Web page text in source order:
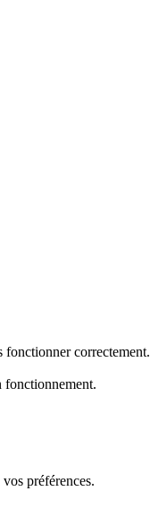
fonctionner correctement.
fonctionnement.
préférences.